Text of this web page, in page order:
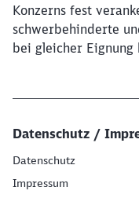
Konzerns fest
schwerbehinderte
bei gleicher
Datenschutz /
Datenschutz
Impressum